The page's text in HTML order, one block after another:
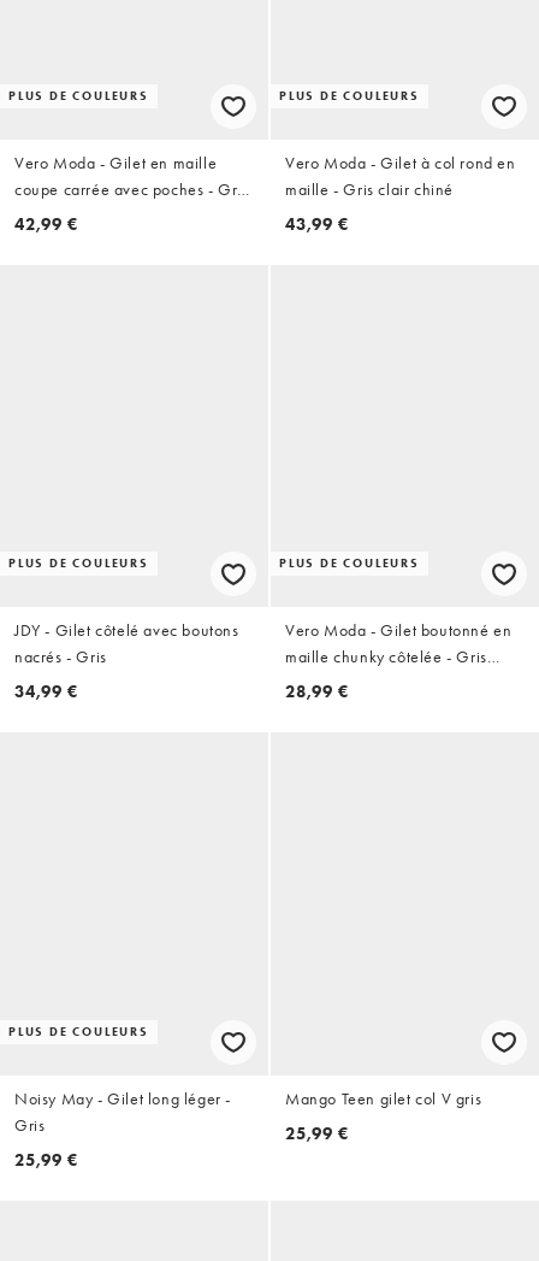
PLUS DE COULEURS
Vero Moda - Gilet en maille
coupe carrée avec poches - Gris
clair
42,99 €
PLUS DE COULEURS
Vero Moda - Gilet à col rond en
maille - Gris clair chiné
43,99 €
PLUS DE COULEURS
JDY - Gilet côtelé avec boutons
nacrés - Gris
34,99 €
PLUS DE COULEURS
Vero Moda - Gilet boutonné en
maille chunky côtelée - Gris
asphalte
28,99 €
PLUS DE COULEURS
Noisy May - Gilet long léger -
Gris
25,99 €
Mango Teen gilet col V gris
25,99 €